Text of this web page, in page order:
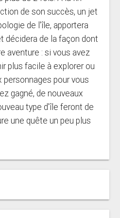
de son succès, un jet
de l'île, apportera
décidera de la façon dont
aventure : si vous avez
plus facile à explorer ou
personnages pour vous
gagné, de nouveaux
type d'île feront de
une quête un peu plus